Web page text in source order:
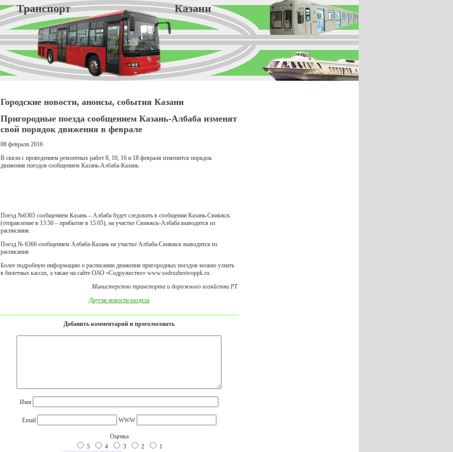
Транспорт Казани
Городские новости, анонсы, события Казани
Пригородные поезда сообщением Казань-Албаба изменят
свой порядок движения в феврале
08 февраля 2016
В связи с проведением ремонтных работ 8, 10, 16 и 18 февраля изменится порядок
движения поездов сообщением Казань-Албаба-Казань.
Поезд №6365 сообщением Казань – Албаба будет следовать в сообщении Казань-Свияжск
(отправление в 13:50 – прибытие в 15:05), на участке Свияжск-Албаба выводится из
расписания.
Поезд № 6366 сообщением Албаба-Казань на участке Албаба-Свияжск выводится из
расписания.
Более подробную информацию о расписании движения пригородных поездов можно узнать
в билетных кассах, а также на сайте ОАО «Содружество» www.sodruzhestvoppk.ru.
Министерство транспорта и дорожного хозяйства РТ
Другие новости раздела
Добавить комментарий и проголосовать
Имя
Email WWW
Оценка
5
4 3 2 1